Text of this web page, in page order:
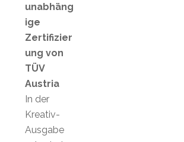
unabhäng
ige
Zertifizier
ung von
TÜV
Austria
In der
Kreativ-
Ausgabe